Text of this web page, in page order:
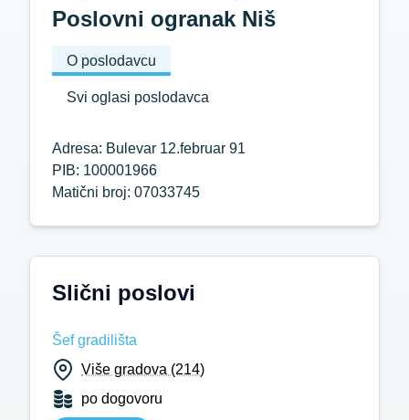
Poslovni ogranak Niš
O poslodavcu
Svi oglasi poslodavca
Adresa: Bulevar 12.februar 91
PIB: 100001966
Matični broj: 07033745
Slični poslovi
Šef gradilišta
Više gradova (214)
po dogovoru